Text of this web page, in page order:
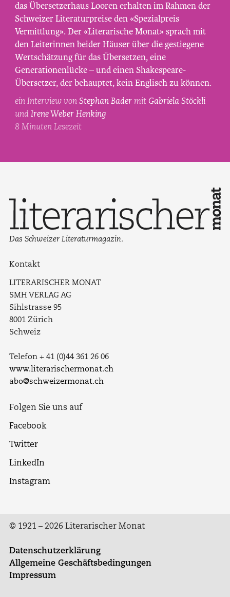
Gabriela
Stöckli,
fotografiert
von
Maurice
Haas.
das Übersetzerhaus Looren erhalten im Rahmen der
Schweizer Literaturpreise den «Spezialpreis
Vermittlung». Der «Literarische Monat» sprach mit
den Leiterinnen beider Häuser über die gestiegene
Wertschätzung für das Übersetzen, eine
Generationenlücke – und einen Shakespeare-
Übersetzer, der behauptet, kein Englisch zu können.
ein Interview vonStephan Bader mitGabriela Stöckli
undIrene Weber Henking
8 Minuten Lesezeit
Das Schweizer Literaturmagazin.
Kontakt
LITERARISCHER MONAT
SMH VERLAG AG
Sihlstrasse 95
8001 Zürich
Schweiz
Telefon + 41 (0)44 361 26 06
www.literarischermonat.ch
abo@schweizermonat.ch
Folgen Sie uns auf
Facebook
Twitter
LinkedIn
Instagram
© 1921 – 2026 Literarischer Monat
Datenschutzerklärung
Allgemeine Geschäftsbedingungen
Impressum